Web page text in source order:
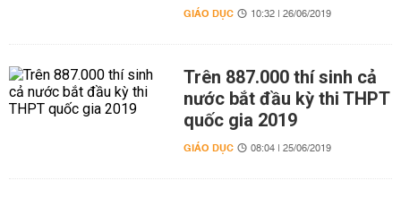
GIÁO DỤC 10:32 | 26/06/2019
Trên 887.000 thí sinh cả
nước bắt đầu kỳ thi THPT
quốc gia 2019
GIÁO DỤC 08:04 | 25/06/2019